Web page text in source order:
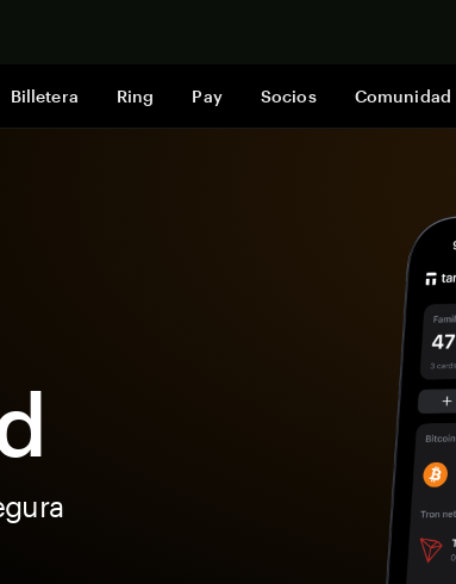
Billetera Ring Pay Socios Comunidad